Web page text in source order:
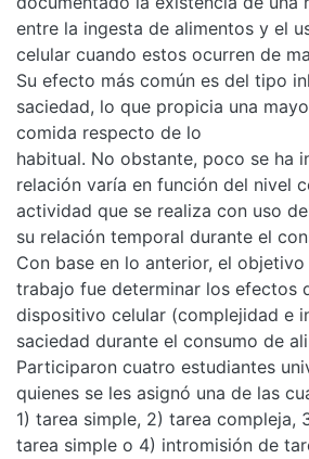
entre la ingesta de alimentos y el
celular cuando estos ocurren de
Su efecto más común es del tipo
saciedad, lo que propicia una
comida respecto de lo
habitual. No obstante, poco se ha
relación varía en función del nivel
actividad que se realiza con uso
su relación temporal durante el
Con base en lo anterior, el
trabajo fue determinar los efectos
dispositivo celular (complejidad e
saciedad durante el consumo de
Participaron cuatro estudiantes
quienes se les asignó una de las
1) tarea simple, 2) tarea compleja,
tarea simple o 4) intromisión de